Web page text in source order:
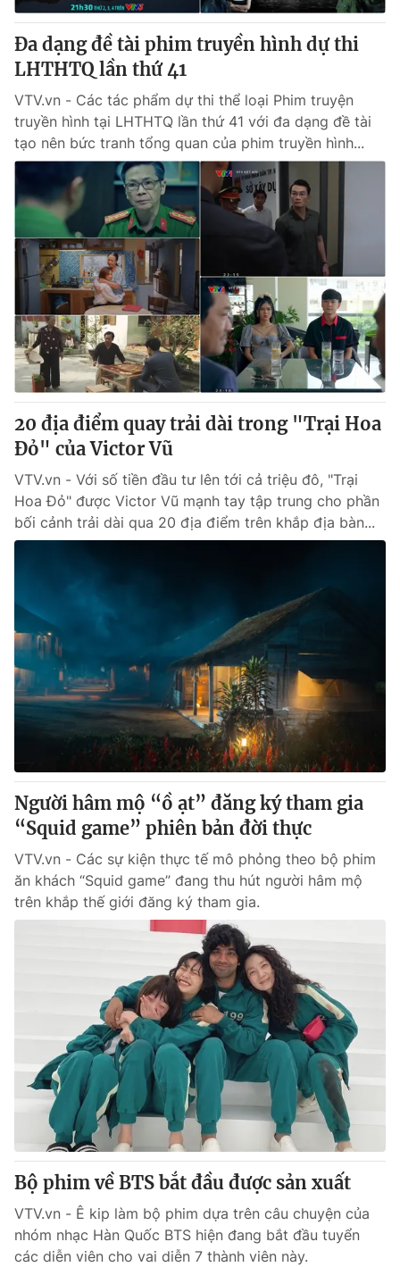
Chuyên mục khác
Emagazine Podcast
Photo Infographic
Video Shorts video
VTV Money VTV Thể thao
VTV Sức khoẻ
Thị trường 24h Tấm lòng Việt
VTV4 Vươn mình bằng AI
VTV9 VTV8
Theo dõi báo trên
Cơ quan chủ quản: Đài Truyền hình Việt Nam
Cơ quan báo chí:
Thời báo VTV
Giấy phép hoạt động báo in và báo điện tử số 483/GP-BTTTT
cấp ngày 29/12/2023
Vũ Thanh Thủy
Phó Tổng Biên tập:Nguyễn Thị Mỹ Hạnh, Phạm Quốc Thắng,
Nguyễn Trọng Ninh
Tổng đài VTV:024.38 355 931 - 024.38 355 932
Ðiện thoại Thời báo VTV:
024.66 897 897
Email: toasoan@vtv.vn
Liên hệ quảng cáo:024-7300.7108
® Cấm sao chép dưới mọi hình thức nếu không có sự chấp
thuận bằng văn bản. Ghi rõ nguồn VTV.vn khi phát hành lại
thông tin từ website này.
Đa dạng đề tài phim truyền hình dự thi
LHTHTQ lần thứ 41
VTV.vn - Các tác phẩm dự thi thể loại Phim truyện
truyền hình tại LHTHTQ lần thứ 41 với đa dạng đề tài
tạo nên bức tranh tổng quan của phim truyền hình...
20 địa điểm quay trải dài trong "Trại Hoa
Đỏ" của Victor Vũ
VTV.vn - Với số tiền đầu tư lên tới cả triệu đô, "Trại
Hoa Đỏ" được Victor Vũ mạnh tay tập trung cho phần
bối cảnh trải dài qua 20 địa điểm trên khắp địa bàn...
Người hâm mộ “ồ ạt” đăng ký tham gia
“Squid game” phiên bản đời thực
VTV.vn - Các sự kiện thực tế mô phỏng theo bộ phim
ăn khách “Squid game” đang thu hút người hâm mộ
trên khắp thế giới đăng ký tham gia.
Bộ phim về BTS bắt đầu được sản xuất
VTV.vn - Ê kip làm bộ phim dựa trên câu chuyện của
nhóm nhạc Hàn Quốc BTS hiện đang bắt đầu tuyển
các diễn viên cho vai diễn 7 thành viên này.